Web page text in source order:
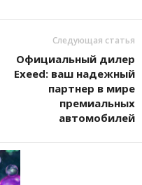
Следующая статья
Официальный дилер
Exeed: ваш надежный
партнер в мире
премиальных
автомобилей